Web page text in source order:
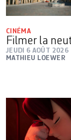
CINÉMA
Filmer la
JEUDI 6 AOÛT 2026
MATHIEU LOEWER